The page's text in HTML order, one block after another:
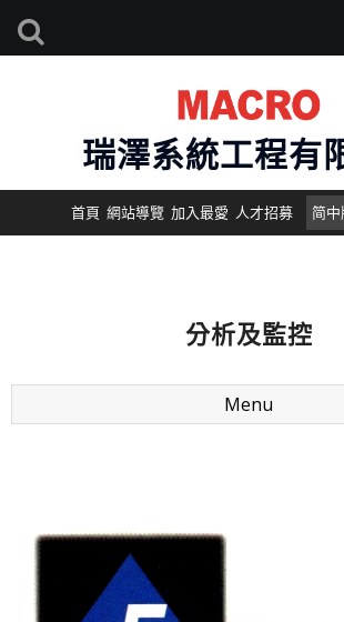
瑞澤系統工程有
首頁 網站導覽 加入最愛 人才招募 简中
分析及監控
Menu